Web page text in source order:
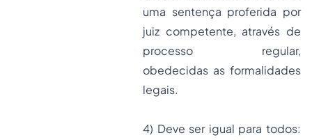
uma sentença proferida por
juiz competente, através de
processoregular,
obedecidas as formalidades
legais.
4) Deve ser igual para todos: